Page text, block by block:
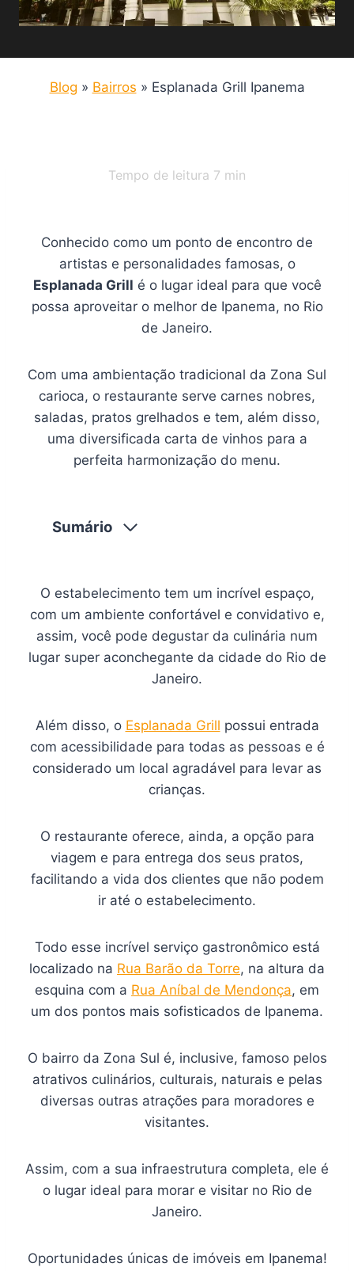
Blog » Bairros » Esplanada Grill Ipanema
Tempo de leitura 7 min
Conhecido como um ponto de encontro de
artistas e personalidades famosas, o
Esplanada Grill é o lugar ideal para que você
possa aproveitar o melhor de Ipanema, no Rio
de Janeiro.
Com uma ambientação tradicional da Zona Sul
carioca, o restaurante serve carnes nobres,
saladas, pratos grelhados e tem, além disso,
uma diversificada carta de vinhos para a
perfeita harmonização do menu.
Sumário
O estabelecimento tem um incrível espaço,
com um ambiente confortável e convidativo e,
assim, você pode degustar da culinária num
lugar super aconchegante da cidade do Rio de
Janeiro.
Além disso, o Esplanada Grill possui entrada
com acessibilidade para todas as pessoas e é
considerado um local agradável para levar as
crianças.
O restaurante oferece, ainda, a opção para
viagem e para entrega dos seus pratos,
facilitando a vida dos clientes que não podem
ir até o estabelecimento.
Todo esse incrível serviço gastronômico está
localizado na Rua Barão da Torre, na altura da
esquina com a Rua Aníbal de Mendonça, em
um dos pontos mais sofisticados de Ipanema.
O bairro da Zona Sul é, inclusive, famoso pelos
atrativos culinários, culturais, naturais e pelas
diversas outras atrações para moradores e
visitantes.
Assim, com a sua infraestrutura completa, ele é
o lugar ideal para morar e visitar no Rio de
Janeiro.
Oportunidades únicas de imóveis em Ipanema!